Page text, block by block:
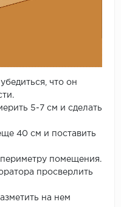
что он
5-7 см и сделать
40 см и поставить
периметру помещения.
просверлить
на нем